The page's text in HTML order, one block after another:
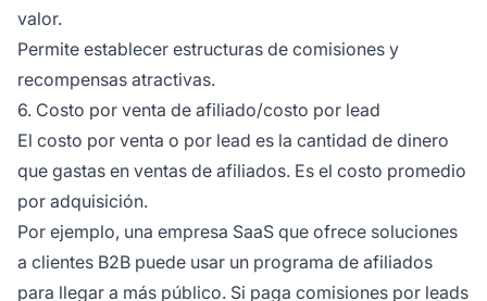
valor.
Permite establecer estructuras de comisiones y
recompensas atractivas.
6. Costo por venta de afiliado/costo por lead
El costo por venta o por lead es la cantidad de dinero
que gastas en ventas de afiliados. Es el costo promedio
por adquisición.
Por ejemplo, una empresa SaaS que ofrece soluciones
a clientes B2B puede usar un programa de afiliados
para llegar a más público. Si paga comisiones por leads